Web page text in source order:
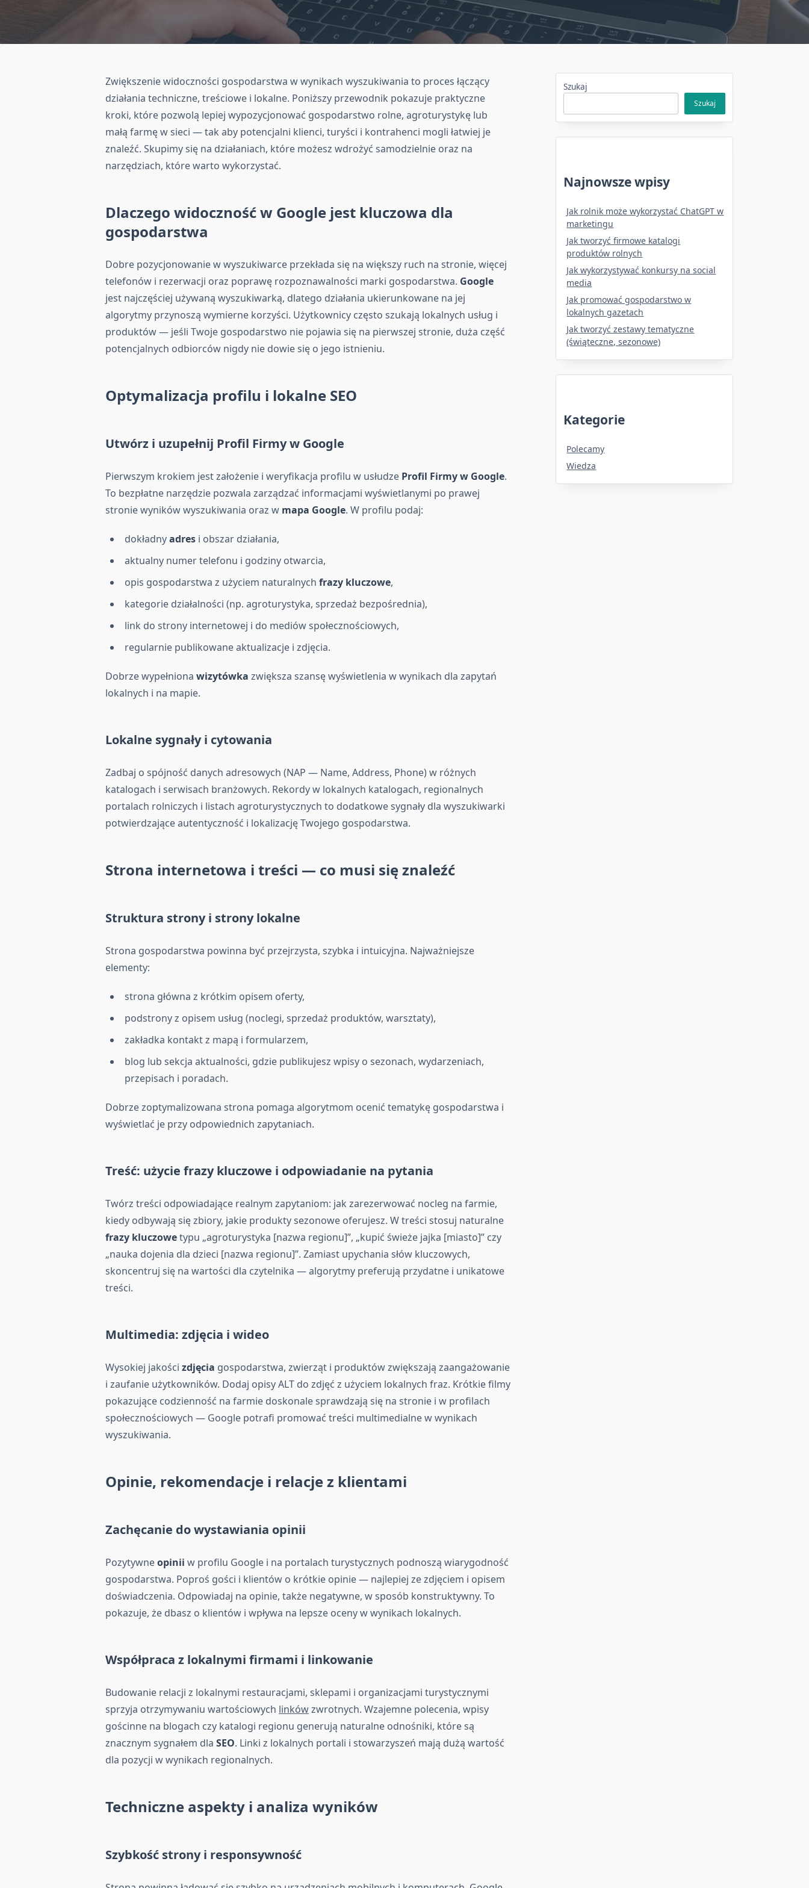
Zwiększenie widoczności gospodarstwa w wynikach wyszukiwania to proces łączący
działania techniczne, treściowe i lokalne. Poniższy przewodnik pokazuje praktyczne
kroki, które pozwolą lepiej wypozycjonować gospodarstwo rolne, agroturystykę lub
małą farmę w sieci — tak aby potencjalni klienci, turyści i kontrahenci mogli łatwiej je
znaleźć. Skupimy się na działaniach, które możesz wdrożyć samodzielnie oraz na
narzędziach, które warto wykorzystać.
Dlaczego widoczność w Google jest kluczowa dla
gospodarstwa
Dobre pozycjonowanie w wyszukiwarce przekłada się na większy ruch na stronie, więcej
telefonów i rezerwacji oraz poprawę rozpoznawalności marki gospodarstwa. Google
jest najczęściej używaną wyszukiwarką, dlatego działania ukierunkowane na jej
algorytmy przynoszą wymierne korzyści. Użytkownicy często szukają lokalnych usług i
produktów — jeśli Twoje gospodarstwo nie pojawia się na pierwszej stronie, duża część
potencjalnych odbiorców nigdy nie dowie się o jego istnieniu.
Optymalizacja profilu i lokalne SEO
Utwórz i uzupełnij Profil Firmy w Google
Pierwszym krokiem jest założenie i weryfikacja profilu w usłudze Profil Firmy w Google.
To bezpłatne narzędzie pozwala zarządzać informacjami wyświetlanymi po prawej
stronie wyników wyszukiwania oraz w mapa Google. W profilu podaj:
dokładnyadres i obszar działania,
aktualny numer telefonu i godziny otwarcia,
opis gospodarstwa z użyciem naturalnychfrazy kluczowe,
kategorie działalności (np. agroturystyka, sprzedaż bezpośrednia),
link do strony internetowej i do mediów społecznościowych,
regularnie publikowane aktualizacje i zdjęcia.
Dobrze wypełnionawizytówka zwiększa szansę wyświetlenia w wynikach dla zapytań
lokalnych i na mapie.
Lokalne sygnały i cytowania
Zadbaj o spójność danych adresowych (NAP — Name, Address, Phone) w różnych
katalogach i serwisach branżowych. Rekordy w lokalnych katalogach, regionalnych
portalach rolniczych i listach agroturystycznych to dodatkowe sygnały dla wyszukiwarki
potwierdzające autentyczność i lokalizację Twojego gospodarstwa.
Strona internetowa i treści — co musi się znaleźć
Struktura strony i strony lokalne
Strona gospodarstwa powinna być przejrzysta, szybka i intuicyjna. Najważniejsze
elementy:
strona główna z krótkim opisem oferty,
podstrony z opisem usług (noclegi, sprzedaż produktów, warsztaty),
zakładka kontakt z mapą i formularzem,
blog lub sekcja aktualności, gdzie publikujesz wpisy o sezonach, wydarzeniach,
przepisach i poradach.
Dobrze zoptymalizowana strona pomaga algorytmom ocenić tematykę gospodarstwa i
wyświetlać je przy odpowiednich zapytaniach.
Treść: użyciefrazy kluczowe i odpowiadanie na pytania
Twórz treści odpowiadające realnym zapytaniom: jak zarezerwować nocleg na farmie,
kiedy odbywają się zbiory, jakie produkty sezonowe oferujesz. W treści stosuj naturalne
frazy kluczowetypu „agroturystyka [nazwa regionu]”, „kupić świeże jajka [miasto]” czy
„nauka dojenia dla dzieci [nazwa regionu]”. Zamiast upychania słów kluczowych,
skoncentruj się na wartości dla czytelnika — algorytmy preferują przydatne i unikatowe
treści.
Multimedia:zdjęcia i wideo
Wysokiej jakościzdjęcia gospodarstwa, zwierząt i produktów zwiększają zaangażowanie
i zaufanie użytkowników. Dodaj opisy ALT do zdjęć z użyciem lokalnych fraz. Krótkie filmy
pokazujące codzienność na farmie doskonale sprawdzają się na stronie i w profilach
społecznościowych — Google potrafi promować treści multimedialne w wynikach
wyszukiwania.
Opinie, rekomendacje i relacje z klientami
Zachęcanie do wystawiania opinii
Pozytywneopinii w profilu Google i na portalach turystycznych podnoszą wiarygodność
gospodarstwa. Poproś gości i klientów o krótkie opinie — najlepiej ze zdjęciem i opisem
doświadczenia. Odpowiadaj na opinie, także negatywne, w sposób konstruktywny. To
pokazuje, że dbasz o klientów i wpływa na lepsze oceny w wynikach lokalnych.
Współpraca z lokalnymi firmami i linkowanie
Budowanie relacji z lokalnymi restauracjami, sklepami i organizacjami turystycznymi
sprzyja otrzymywaniu wartościowych linkówzwrotnych. Wzajemne polecenia, wpisy
gościnne na blogach czy katalogi regionu generują naturalne odnośniki, które są
znacznym sygnałem dlaSEO. Linki z lokalnych portali i stowarzyszeń mają dużą wartość
dla pozycji w wynikach regionalnych.
Techniczne aspekty i analiza wyników
Szybkość strony i responsywność
Szukaj
Szukaj
Najnowsze wpisy
Jak rolnik może wykorzystać ChatGPT w
marketingu
Jak tworzyć firmowe katalogi
produktów rolnych
Jak wykorzystywać konkursy na social
media
Jak promować gospodarstwo w
lokalnych gazetach
Jak tworzyć zestawy tematyczne
(świąteczne, sezonowe)
Kategorie
Polecamy
Wiedza